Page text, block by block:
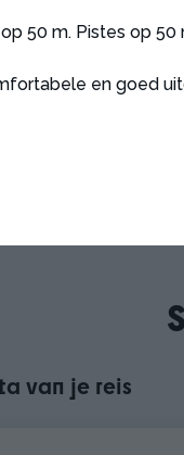
50 m. Pistes op 50
en goed
van je reis